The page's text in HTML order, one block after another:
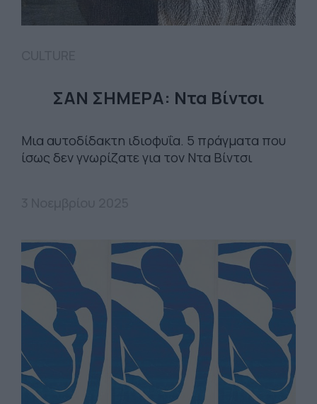
ΣΑΝ ΣΗΜΕΡΑ: Ντα Βίντσι
Μια αυτοδίδακτη ιδιοφυΐα. 5 πράγματα που
ίσως δεν γνωρίζατε για τον Ντα Βίντσι